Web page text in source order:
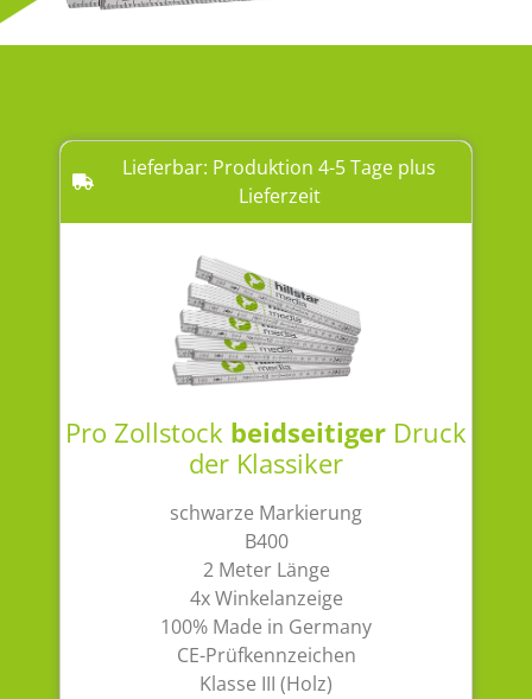
Lieferbar: Produktion 4-5 Tage plus
Lieferzeit
Pro Zollstock beidseitiger Druck
der Klassiker
schwarze Markierung
B400
2 Meter Länge
4x Winkelanzeige
100% Made in Germany
CE-Prüfkennzeichen
Klasse III (Holz)